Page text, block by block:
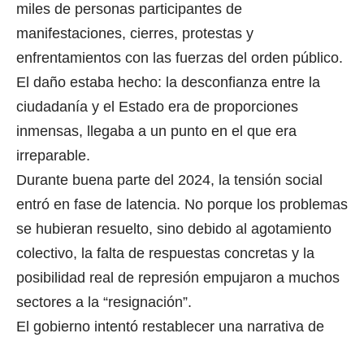
miles de personas participantes de
manifestaciones, cierres, protestas y
enfrentamientos con las fuerzas del orden público.
El daño estaba hecho: la desconfianza entre la
ciudadanía y el Estado era de proporciones
inmensas, llegaba a un punto en el que era
irreparable.
Durante buena parte del 2024, la tensión social
entró en fase de latencia. No porque los problemas
se hubieran resuelto, sino debido al agotamiento
colectivo, la falta de respuestas concretas y la
posibilidad real de represión empujaron a muchos
sectores a la “resignación”.
El gobierno intentó restablecer una narrativa de